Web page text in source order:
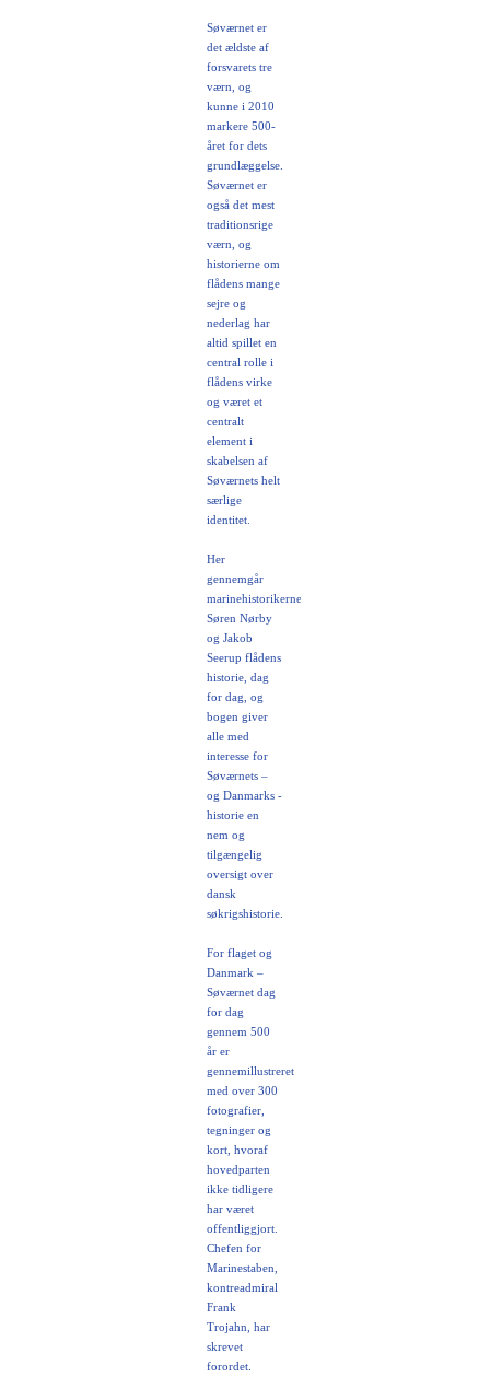
Søværnet er
det ældste af
forsvarets tre
værn, og
kunne i 2010
markere 500-
året for dets
grundlæggelse.
Søværnet er
også det mest
traditionsrige
værn, og
historierne om
flådens mange
sejre og
nederlag har
altid spillet en
central rolle i
flådens virke
og været et
centralt
element i
skabelsen af
Søværnets helt
særlige
identitet.
Her
gennemgår
marinehistorikerne
Søren Nørby
og Jakob
Seerup flådens
historie, dag
for dag, og
bogen giver
alle med
interesse for
Søværnets –
og Danmarks -
historie en
nem og
tilgængelig
oversigt over
dansk
søkrigshistorie.
For flaget og
Danmark –
Søværnet dag
for dag
gennem 500
år er
gennemillustreret
med over 300
fotografier,
tegninger og
kort, hvoraf
hovedparten
ikke tidligere
har været
offentliggjort.
Chefen for
Marinestaben,
kontreadmiral
Frank
Trojahn, har
skrevet
forordet.